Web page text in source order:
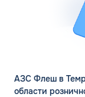
АЗС Флеш в
области